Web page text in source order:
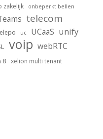
zakelijk onbeperkt bellen
telecom
uc UCaaS unify
voip webRTC
8 xelion multi tenant